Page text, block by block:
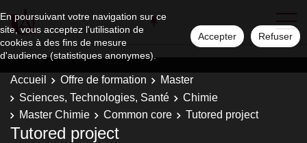
En poursuivant votre navigation sur ce
site, vous acceptez l'utilisation de
cookies à des fins de mesure
d'audience (statistiques anonymes).
Accepter Refuser
Accueil Offre de formation
Master
Sciences, Technologies, Santé
Chimie
Master Chimie
Common core Tutored project
Tutored project